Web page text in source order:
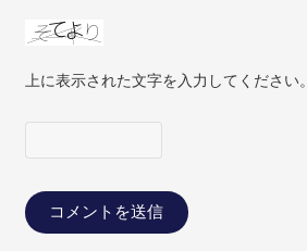
上に表示された文字を入力してください。